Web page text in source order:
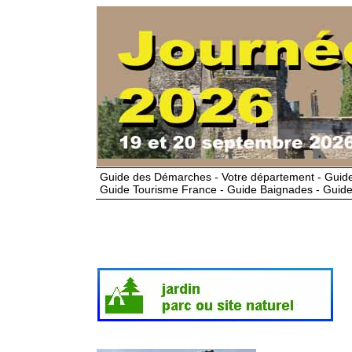
Guide des Démarches - Votre département -
Guide Tourisme France - Guide Baignades -